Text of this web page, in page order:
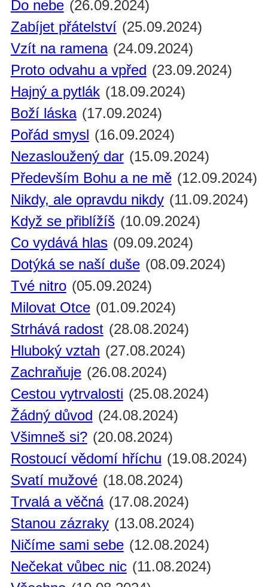
Do nebe (26.09.2024)
Zabíjet přátelství (25.09.2024)
Vzít na ramena (24.09.2024)
Proto odvahu a vpřed (23.09.2024)
Hajný a pytlák (18.09.2024)
Boží láska (17.09.2024)
Pořád smysl (16.09.2024)
Nezasloužený dar (15.09.2024)
Především Bohu a ne mě (12.09.2024)
Nikdy, ale opravdu nikdy (11.09.2024)
Když se přiblížíš (10.09.2024)
Co vydává hlas (09.09.2024)
Dotýká se naší duše (08.09.2024)
Tvé nitro (05.09.2024)
Milovat Otce (01.09.2024)
Strhává radost (28.08.2024)
Hluboký vztah (27.08.2024)
Zachraňuje (26.08.2024)
Cestou vytrvalosti (25.08.2024)
Žádný důvod (24.08.2024)
Všimneš si? (20.08.2024)
Rostoucí vědomí hříchu (19.08.2024)
Svatí mužové (18.08.2024)
Trvalá a věčná (17.08.2024)
Stanou zázraky (13.08.2024)
Ničíme sami sebe (12.08.2024)
Nečekat vůbec nic (11.08.2024)